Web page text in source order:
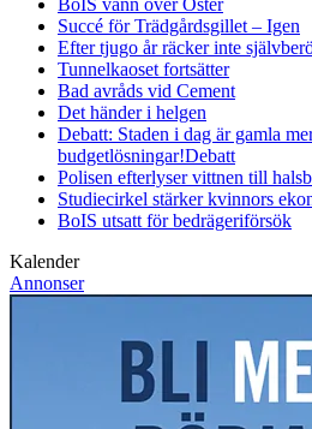
Succé för Trädgårdsgillet – Igen
Efter tjugo år räcker inte
Tunnelkaoset fortsätter
Bad avråds vid Cement
Det händer i helgen
Debatt: Staden i dag är gamla
budgetlösningar!Debatt
Polisen efterlyser vittnen till
Studiecirkel stärker kvinnors
BoIS utsatt för bedrägeriförsök
Kalender
Annonser